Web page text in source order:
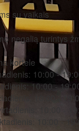
su vaikais
negalią turintys
kortele
10:00 -
10:00 -
10:00 -
10:00 -
10:00 -